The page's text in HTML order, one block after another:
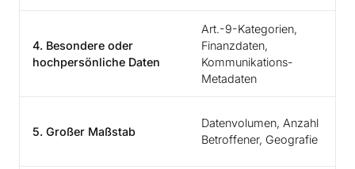
4. Besondere oder
hochpersönliche Daten
Art.-9-Kategorien,
Finanzdaten,
Kommunikations-
Metadaten
5. Großer Maßstab
Datenvolumen, Anzahl
Betroffener, Geografie